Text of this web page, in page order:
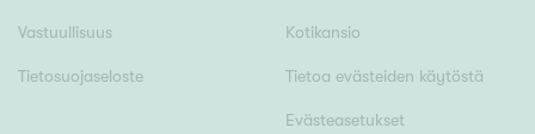
Vastuullisuus
Tietosuojaseloste
Kotikansio
Tietoa evästeiden käytöstä
Evästeasetukset